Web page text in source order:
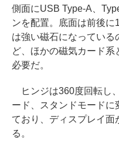
側面にUSB Type-A、
ンを配置。底面は前後
は強い磁石になっている
ど、ほかの磁気カード
必要だ。
ヒンジは360度回転し
ード、スタンドモードに
ており、ディスプレイ面
る。